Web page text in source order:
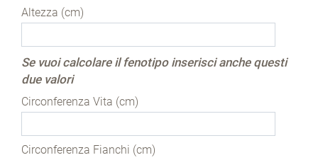
Altezza (cm)
Se vuoi calcolare il fenotipo inserisci anche questi
due valori
Circonferenza Vita (cm)
Circonferenza Fianchi (cm)